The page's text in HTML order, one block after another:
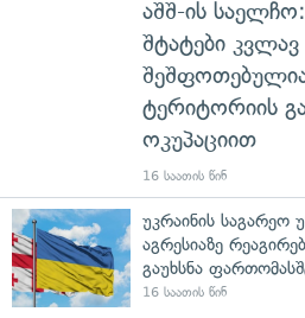
აშშ-ის
შტატები
ტერიტორიის
ოკუპაციით
16 საათის წინ
უკრაინის საგარეო
აგრესიაზე
გაუხსნა
16 საათის წინ